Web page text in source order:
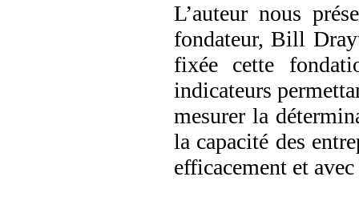
L’auteur nous
fondateur, Bill
fixée cette
indicateurs
mesurer la
la capacité des
efficacement et